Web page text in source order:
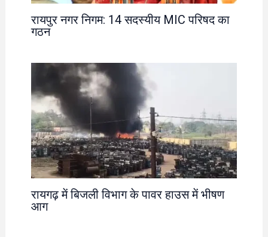
रायपुर नगर निगम: 14 सदस्यीय MIC परिषद का
गठन
रायगढ़ में बिजली विभाग के पावर हाउस में भीषण
आग